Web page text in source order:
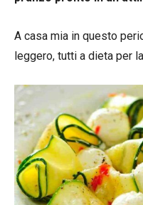
A casa mia in questo
leggero, tutti a dieta per